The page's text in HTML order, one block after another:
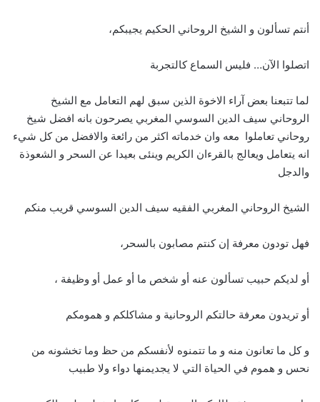
أنتم تسألون و الشيخ الروحاني الحكيم يجيبكم،
اتصلوا الآن… فليس السماع كالتجربة
لما تتبعنا بعض آراء الاخوة الذين سبق لهم التعامل مع الشيخ
الروحاني سيف الدين السوسي المغربي يصرحون بانه افضل شيخ
روحاني تعاملوا معه وان خدماته اكثر من رائعة والافضل من كل شيء
انه يتعامل ويعالج بالقرءان الكريم وينئى بعيدا عن السحر و الشعوذة
والدجل
الشيخ الروحاني المغربي الفقيه سيف الدين السوسي قريب منكم
فهل تودون معرفة إن كنتم مصابون بالسحر،
أو لديكم حبيب تسألون عنه أو شخص ما أو عمل أو وظيفة ،
أو تريدون معرفة حالتكم الروحانية و مشاكلكم و همومكم
و كل ما تعانون منه و ما تتمنوه لأنفسكم من حظ وما تخشونه من
نحس و هموم في الحياة التي لا يجديمنها دواء ولا طبيب